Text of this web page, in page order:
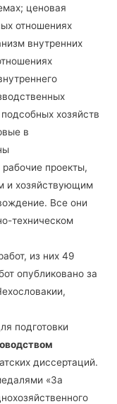
ценовая
отношениях
внутренних
хозяйств
в
проекты,
и хозяйствующим
Все они
техническом
из них 49
опубликовано за
подготовки
диссертаций.
«За